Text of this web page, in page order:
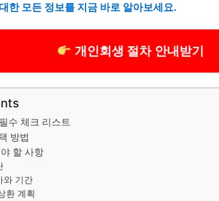
한 모든 정보를 지금 바로 알아보세요.
개인회생 절차 안내받기
수 체크 리스트
방법
할 사항
와 기간
환 계획